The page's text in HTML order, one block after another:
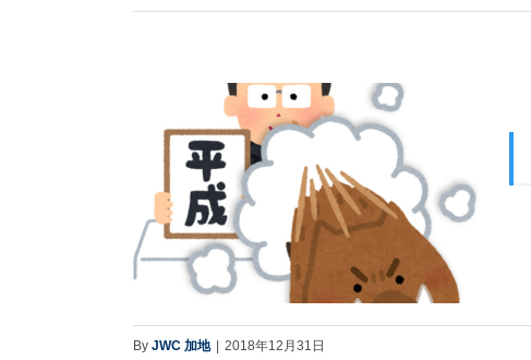
By JWC 加地 2018年12月31日